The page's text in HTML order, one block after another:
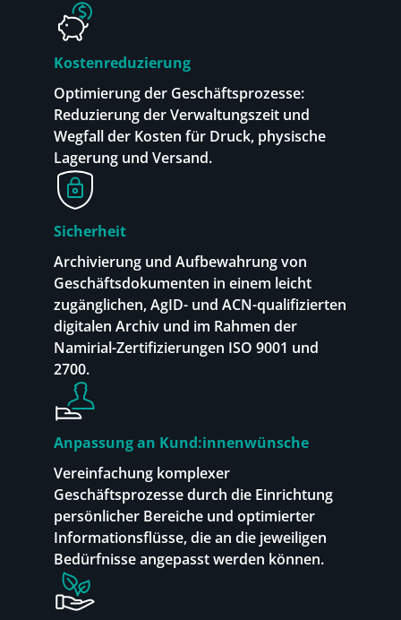
Kostenreduzierung
Optimierung der Geschäftsprozesse:
Reduzierung der Verwaltungszeit und
Wegfall der Kosten für Druck, physische
Lagerung und Versand.
Sicherheit
Archivierung und Aufbewahrung von
Geschäftsdokumenten in einem leicht
zugänglichen, AgID- und ACN-qualifizierten
digitalen Archiv und im Rahmen der
Namirial-Zertifizierungen ISO 9001 und
2700.
Anpassung an Kund:innenwünsche
Vereinfachung komplexer
Geschäftsprozesse durch die Einrichtung
persönlicher Bereiche und optimierter
Informationsflüsse, die an die jeweiligen
Bedürfnisse angepasst werden können.